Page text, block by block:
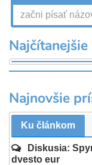
Najnovšie
Ku článkom
Diskusia:
dvesto eur